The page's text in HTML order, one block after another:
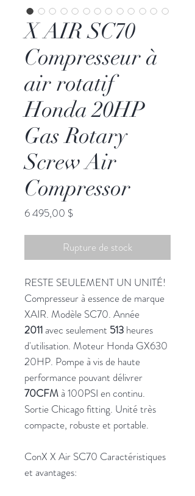
X AIR SC70
Compresseur à
air rotatif
Honda 20HP
Gas Rotary
Screw Air
Compressor
6 495,00 $Prix
Rupture de stock
RESTE SEULEMENT UN UNITÉ!
Compresseur à essence de marque
XAIR. Modèle SC70. Année
2011avec seulement 513 heures
d'utilisation. Moteur Honda GX630
20HP. Pompe à vis de haute
performance pouvant délivrer
70CFMà 100PSI en continu.
Sortie Chicago fitting. Unité très
compacte, robuste et portable.
ConX X Air SC70 Caractéristiques
et avantages: